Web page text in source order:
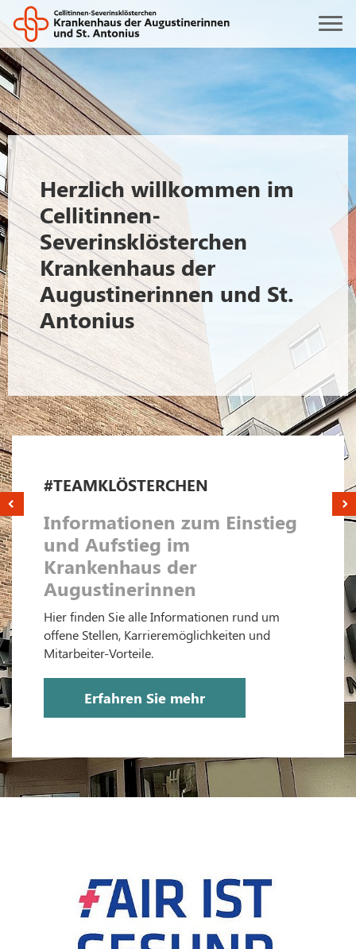
Herzlich willkommen im
Cellitinnen-
Severinsklösterchen
Krankenhaus der
Augustinerinnen und St.
Antonius
#TEAMKLÖSTERCHEN
Informationen zum Einstieg
und Aufstieg im
Krankenhaus der
Augustinerinnen
Hier finden Sie alle Informationen rund um
offene Stellen, Karrieremöglichkeiten und
Mitarbeiter-Vorteile.
Erfahren Sie mehr